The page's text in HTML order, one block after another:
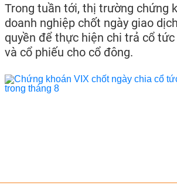
Trong tuần tới, thị trường chứng
doanh nghiệp chốt ngày giao
quyền để thực hiện chi trả cổ
và cổ phiếu cho cổ đông.